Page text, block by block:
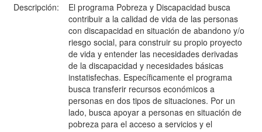
Descripción:
El programa Pobreza y Discapacidad busca
contribuir a la calidad de vida de las personas
con discapacidad en situación de abandono y/o
riesgo social, para construir su propio proyecto
de vida y entender las necesidades derivadas
de la discapacidad y necesidades básicas
instatisfechas. Específicamente el programa
busca transferir recursos económicos a
personas en dos tipos de situaciones. Por un
lado, busca apoyar a personas en situación de
pobreza para el acceso a servicios y el